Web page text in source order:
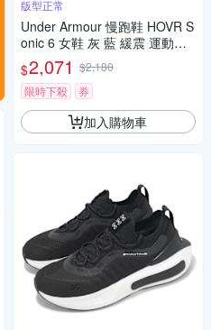
版型正常
Under Armour 慢跑鞋 HOVR S
onic 6 女鞋 灰 藍 緩震 運動鞋
UA 3026128107
$2,071 $2,180
限時下殺
券
加入購物車